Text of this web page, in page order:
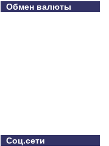
Обмен валюты
Соц.сети